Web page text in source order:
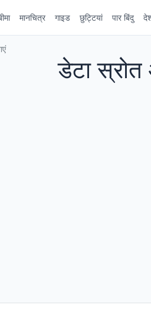
मानचित्र गाइड छुट्टियां पार बिंदु
डेटा